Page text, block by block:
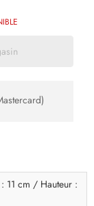
11 cm / Hauteur :